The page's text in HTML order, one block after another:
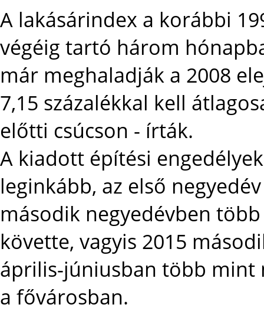
A lakásárindex a korábbi
végéig tartó három
már meghaladják a 2008
7,15 százalékkal kell
előtti csúcson - írták.
A kiadott építési
leginkább, az első
második negyedévben
követte, vagyis 2015
április-júniusban több mint
a fővárosban.